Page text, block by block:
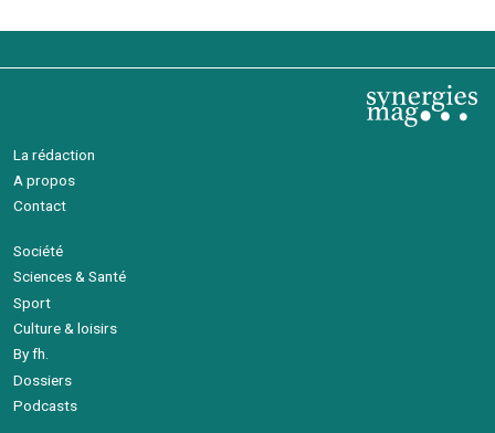
La rédaction
A propos
Contact
Société
Sciences & Santé
Sport
Culture & loisirs
By fh.
Dossiers
Podcasts